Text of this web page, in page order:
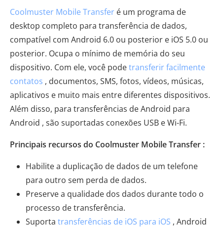
Coolmuster Mobile Transfer é um programa de
desktop completo para transferência de dados,
compatível com Android 6.0 ou posterior e iOS 5.0 ou
posterior. Ocupa o mínimo de memória do seu
dispositivo. Com ele, você podetransferir facilmente
contatos , documentos, SMS, fotos, vídeos, músicas,
aplicativos e muito mais entre diferentes dispositivos.
Além disso, para transferências de Android para
Android , são suportadas conexões USB e Wi-Fi.
Principais recursos do Coolmuster Mobile Transfer :
Habilite a duplicação de dados de um telefone
para outro sem perda de dados.
Preserve a qualidade dos dados durante todo o
processo de transferência.
Suporta transferências de iOS para iOS , Android